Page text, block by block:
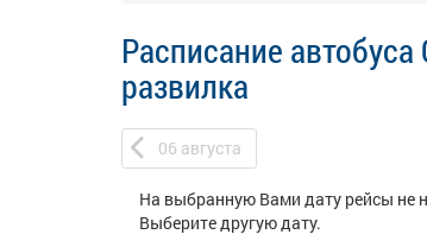
Расписание
развилка
06 августа
На выбранную Вами дату рейсы не
Выберите другую дату.